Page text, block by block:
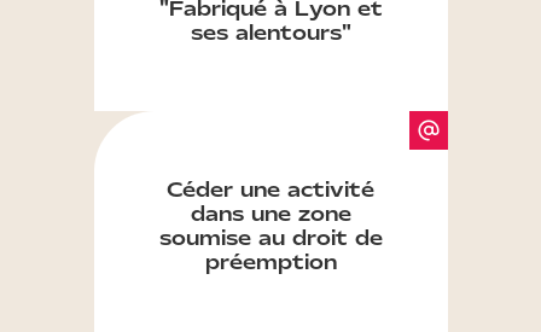
"Fabriqué à Lyon et
ses alentours"
Céder une activité
dans une zone
soumise au droit de
préemption